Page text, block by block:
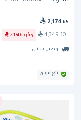
2,174 .65
4,349.30 وفّر 2,174.65
توصيل مجاني
بائع موثق